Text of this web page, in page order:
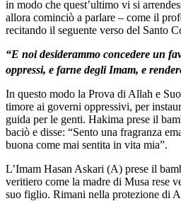
in modo che quest’ultimo vi si
allora cominciò a parlare – come il
recitando il seguente verso del Santo
“E noi desiderammo concedere un
oppressi, e farne degli Imam, e
In questo modo la Prova di Allah e
timore ai governi oppressivi, per
guida per le genti. Hakima prese il
baciò e disse: “Sento una fragranza
buona come mai sentita in vita mia”.
L’Imam Hasan Askari (A) prese il
veritiero come la madre di Musa rese
suo figlio. Rimani nella protezione di